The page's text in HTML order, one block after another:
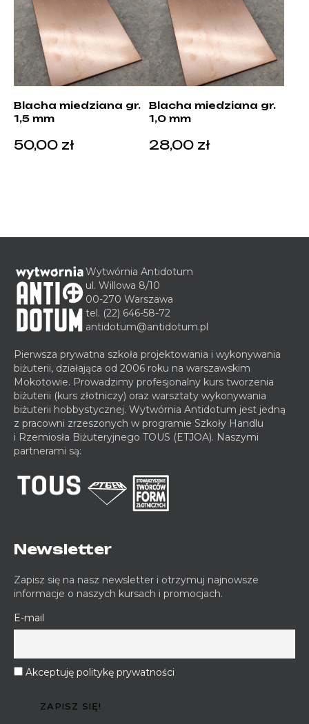
Blacha miedziana gr.
1,5 mm
50,00 zł
Blacha miedziana gr.
1,0 mm
28,00 zł
Wytwórnia Antidotum
ul. Willowa 8/10
00-270 Warszawa
tel. (22) 646-58-72
antidotum@antidotum.pl
Pierwsza prywatna szkoła projektowania i wykonywania
biżuterii, działająca od 2006 roku na warszawskim
Mokotowie. Prowadzimy profesjonalny kurs tworzenia
biżuterii (kurs złotniczy) oraz warsztaty wykonywania
biżuterii hobbystycznej. Wytwórnia Antidotum jest jedną
z pracowni zrzeszonych w programie Szkoły Handlu
i Rzemiosła Biżuteryjnego TOUS (ETJOA). Naszymi
partnerami są:
Newsletter
Zapisz się na nasz newsletter i otrzymuj najnowsze
informacje o naszych kursach i promocjach.
E-mail
Akceptuję politykę prywatności